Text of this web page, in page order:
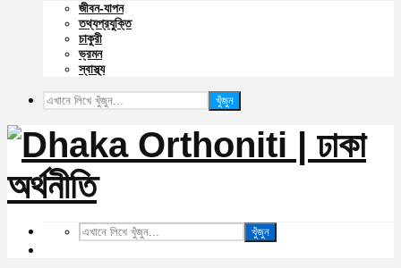
জীবন-যাপন
তথ্যপ্রযুক্তি
চাকুরী
ভ্রমন
স্বাস্থ্য
খুঁজুন
খুঁজুন